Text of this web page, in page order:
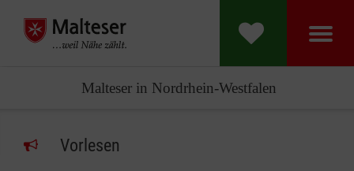
Malteser in Nordrhein-Westfalen
Vorlesen